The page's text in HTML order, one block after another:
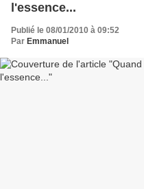
l'essence...
Publié le 08/01/2010 à 09:52
Par Emmanuel